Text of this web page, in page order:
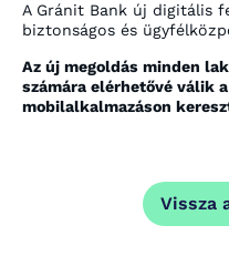
A Gránit Bank új digitális
biztonságos és
Az új megoldás minden
számára elérhetővé válik
mobilalkalmazáson
Vissza